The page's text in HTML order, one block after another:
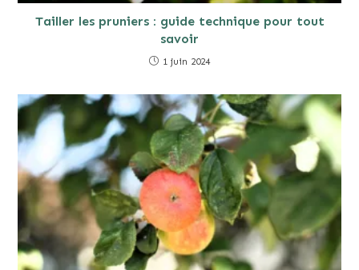
Tailler les pruniers : guide technique pour tout
savoir
1 juin 2024